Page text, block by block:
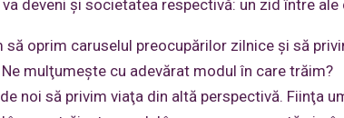
deveni şi societatea respectivă: un zid între
să oprim caruselul preocupărilor zilnice şi să
mulţumeşte cu adevărat modul în care trăim?
noi să privim viaţa din altă perspectivă. Fiinţa